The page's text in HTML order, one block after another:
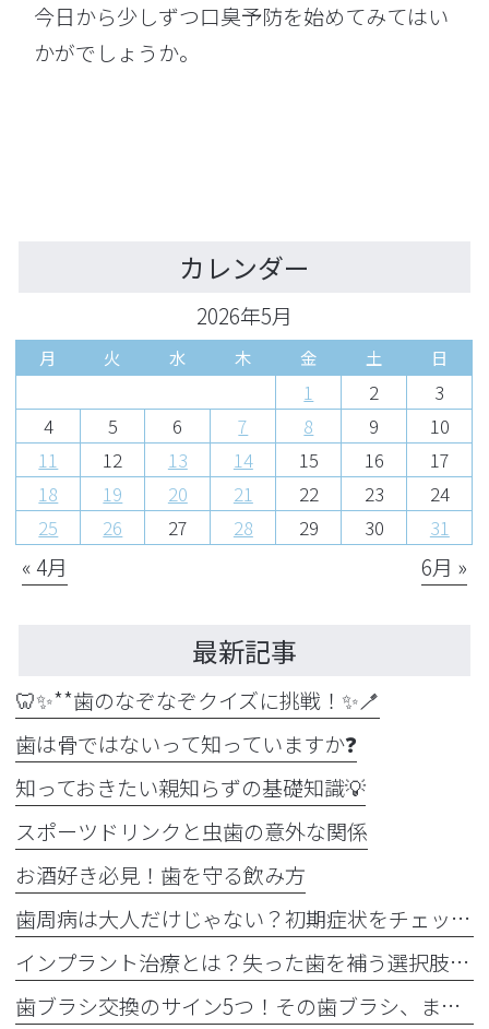
今日から少しずつ口臭予防を始めてみてはい
かがでしょうか。
カレンダー
2026年5月
月 火 水 木 金 土 日
1 2
3
4
5 6 7 8 9
10
11
12 13 14 15 16
17
18
19 20 21 22 23
24
25
26 27 28 29 30 31
« 4月 6月 »
最新記事
🦷✨**歯のなぞなぞクイズに挑戦！✨🪥
歯は骨ではないって知っていますか❓
知っておきたい親知らずの基礎知識💡
スポーツドリンクと虫歯の意外な関係
お酒好き必見！歯を守る飲み方
歯周病は大人だけじゃない？初期症状をチェック
インプラント治療とは？失った歯を補う選択肢を正しく知りましょう！！
歯ブラシ交換のサイン5つ！その歯ブラシ、まだ使っていませんか？🪥